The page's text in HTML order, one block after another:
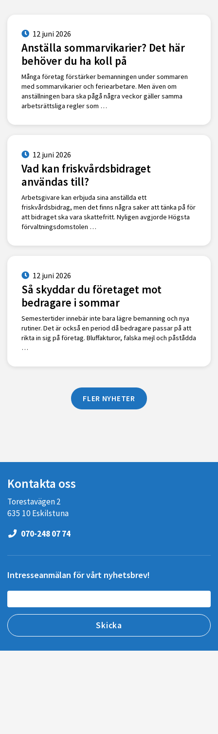
12 juni 2026
Anställa sommarvikarier? Det här
behöver du ha koll på
Många företag förstärker bemanningen under sommaren
med sommarvikarier och feriearbetare. Men även om
anställningen bara ska pågå några veckor gäller samma
arbetsrättsliga regler som …
12 juni 2026
Vad kan friskvårdsbidraget
användas till?
Arbetsgivare kan erbjuda sina anställda ett
friskvårdsbidrag, men det finns några saker att tänka på för
att bidraget ska vara skattefritt. Nyligen avgjorde Högsta
förvaltningsdomstolen …
12 juni 2026
Så skyddar du företaget mot
bedragare i sommar
Semestertider innebär inte bara lägre bemanning och nya
rutiner. Det är också en period då bedragare passar på att
rikta in sig på företag. Bluffakturor, falska mejl och påstådda
…
FLER NYHETER
Kontakta oss
Torestavägen 2
635 10 Eskilstuna
070-248 07 74
Intresseanmälan för vårt nyhetsbrev!